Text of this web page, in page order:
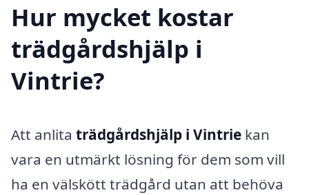
Hur mycket kostar
trädgårdshjälp i
Vintrie?
Att anlita trädgårdshjälp i Vintrie kan
vara en utmärkt lösning för dem som vill
ha en välskött trädgård utan att behöva